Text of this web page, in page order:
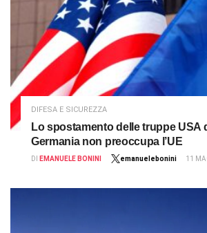
DIFESA E SICUREZZA
Lo spostamento delle truppe USA
Germania non preoccupa l’UE
DI EMANUELE BONINI emanuelebonini 11